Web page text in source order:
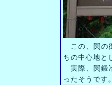
この、関の
ちの中心地と
実際、関鍛
ったそうです